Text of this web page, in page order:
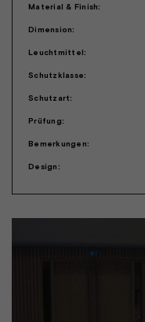
Material & Finish:
Dimension:
Leuchtmittel:
Schutzklasse:
Schutzart:
Prüfung:
Bemerkungen:
Design: